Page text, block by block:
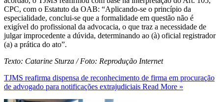
CPC, com o Estatuto da OAB: “Aplicando-se o princípio da
especialidade, conclui-se que a formalidade em questão não é
exigível do profissional da advocacia, o que traz a necessidade de
julgar improcedente a dúvida, determinando ao (à) oficial registrador
(a) a prática do ato”.
Texto: Catarine Sturza / Foto: Reprodução Internet
TJMS reafirma dispensa de reconhecimento de firma em procuração
de advogado para notificações extrajudiciais Read More »